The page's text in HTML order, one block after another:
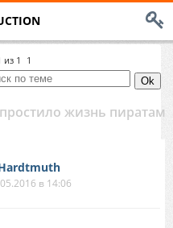
из 1 1
жизнь пиратам
в 14:06